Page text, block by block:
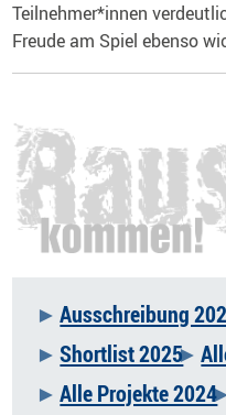
Teilnehmer*innen
Freude am Spiel ebenso
Navigation
überspringen
Ausschreibung
Shortlist 2025
Alle Projekte 2024